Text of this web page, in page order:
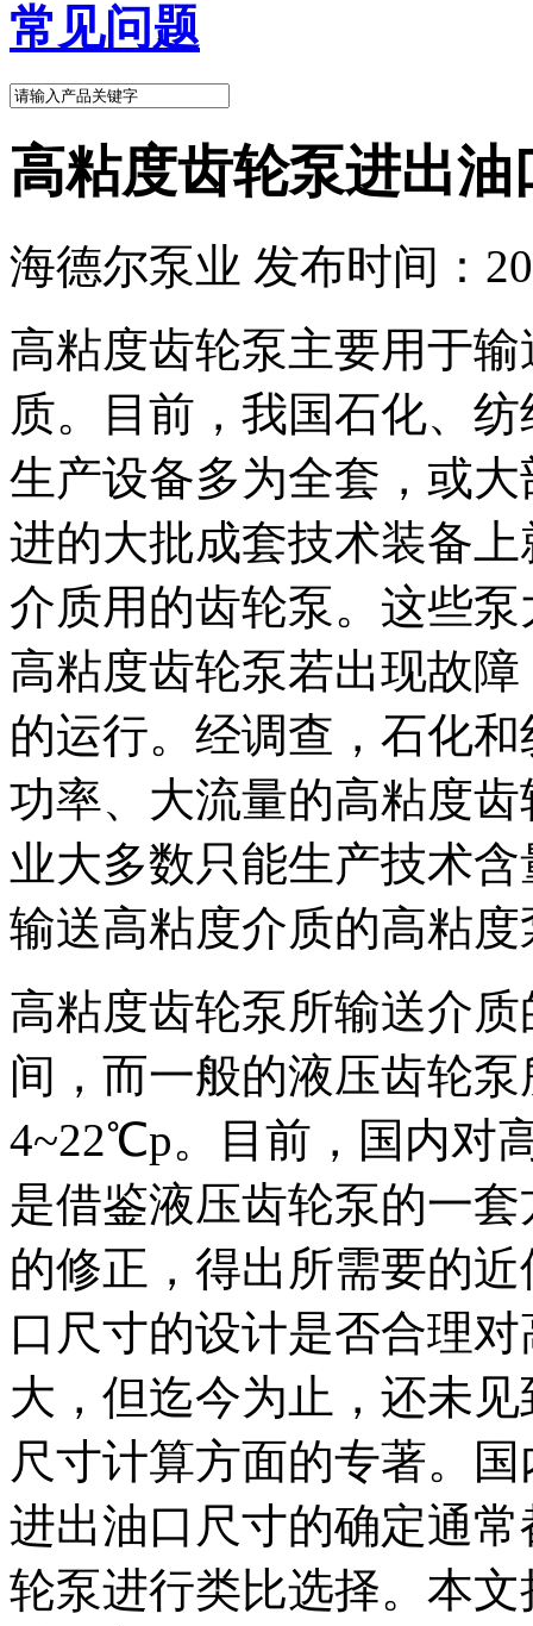
常见问题
高粘度齿轮泵进出
海德尔泵业 发布时间：
高粘度齿轮泵主要用于
质。目前，我国石化、
生产设备多为全套，或
进的大批成套技术装备
介质用的齿轮泵。这些
高粘度齿轮泵若出现故
的运行。经调查，石化
功率、大流量的高粘度
业大多数只能生产技术
输送高粘度介质的高粘
高粘度齿轮泵所输送介
间，而一般的液压齿轮
4~22℃p。目前，国内对
是借鉴液压齿轮泵的一
的修正，得出所需要的
口尺寸的设计是否合理
大，但迄今为止，还未
尺寸计算方面的专著。
进出油口尺寸的确定通
轮泵进行类比选择。本